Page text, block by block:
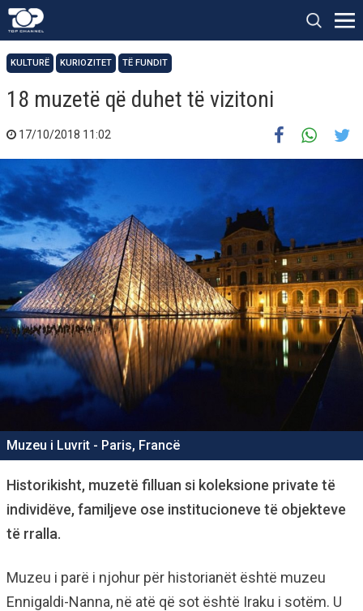
KULTURË KURIOZITET TË FUNDIT
18 muzetë që duhet të vizitoni
17/10/2018 11:02
Muzeu i Luvrit - Paris, Francë
Historikisht, muzetë filluan si koleksione private të
individëve, familjeve ose institucioneve të objekteve
të rralla.
Muzeu i parë i njohur për historianët është muzeu
Ennigaldi-Nanna, në atë që sot është Iraku i sotëm. U